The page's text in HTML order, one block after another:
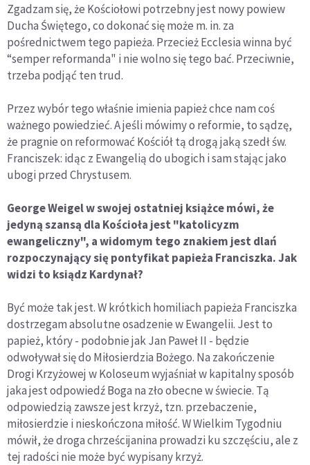
Zgadzam się, że Kościołowi potrzebny jest nowy powiew
Ducha Świętego, co dokonać się może m. in. za
pośrednictwem tego papieża. Przecież Ecclesia winna być
“semper reformanda" i nie wolno się tego bać. Przeciwnie,
trzeba podjąć ten trud.
Przez wybór tego właśnie imienia papież chce nam coś
ważnego powiedzieć. A jeśli mówimy o reformie, to sądzę,
że pragnie on reformować Kościół tą drogą jaką szedł św.
Franciszek: idąc z Ewangelią do ubogich i sam stając jako
ubogi przed Chrystusem.
George Weigel w swojej ostatniej książce mówi, że
jedyną szansą dla Kościoła jest "katolicyzm
ewangeliczny", a widomym tego znakiem jest dlań
rozpoczynający się pontyfikat papieża Franciszka. Jak
widzi to ksiądz Kardynał?
Być może tak jest. W krótkich homiliach papieża Franciszka
dostrzegam absolutne osadzenie w Ewangelii. Jest to
papież, który - podobnie jak Jan Paweł II - będzie
odwoływał się do Miłosierdzia Bożego. Na zakończenie
Drogi Krzyżowej w Koloseum wyjaśniał w kapitalny sposób
jaka jest odpowiedź Boga na zło obecne w świecie. Tą
odpowiedzią zawsze jest krzyż, tzn. przebaczenie,
miłosierdzie i nieskończona miłość. W Wielkim Tygodniu
mówił, że droga chrześcijanina prowadzi ku szczęściu, ale z
tej radości nie może być wypisany krzyż.